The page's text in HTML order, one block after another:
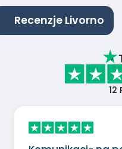
Recenzje Livorno
12